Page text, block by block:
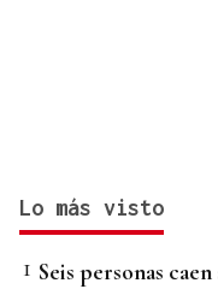
Lo más visto
Seis personas